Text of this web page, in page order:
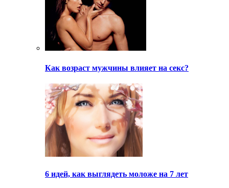
Как возраст мужчины влияет на секс?
6 идей, как выглядеть моложе на 7 лет